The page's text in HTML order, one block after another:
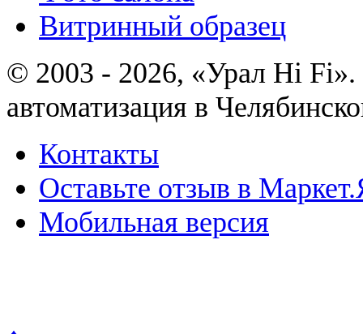
Витринный образец
© 2003 - 2026, «Урал Hi
автоматизация в
Контакты
Оставьте отзыв в
Мобильная версия